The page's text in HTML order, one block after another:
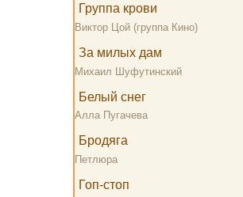
Группа крови
Виктор Цой (группа Кино)
За милых дам
Михаил Шуфутинский
Белый снег
Алла Пугачева
Бродяга
Петлюра
Гоп-стоп